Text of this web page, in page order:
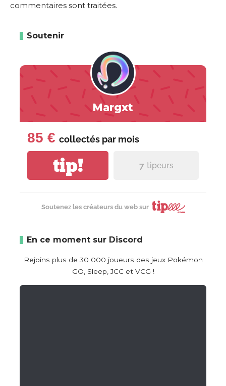
commentaires sont traitées.
Soutenir
Margxt
85 € collectés par mois
tip! 7 tipeurs
Soutenez les créateurs du web sur
En ce moment sur Discord
Rejoins plus de 30 000 joueurs des jeux Pokémon
GO, Sleep, JCC et VCG !